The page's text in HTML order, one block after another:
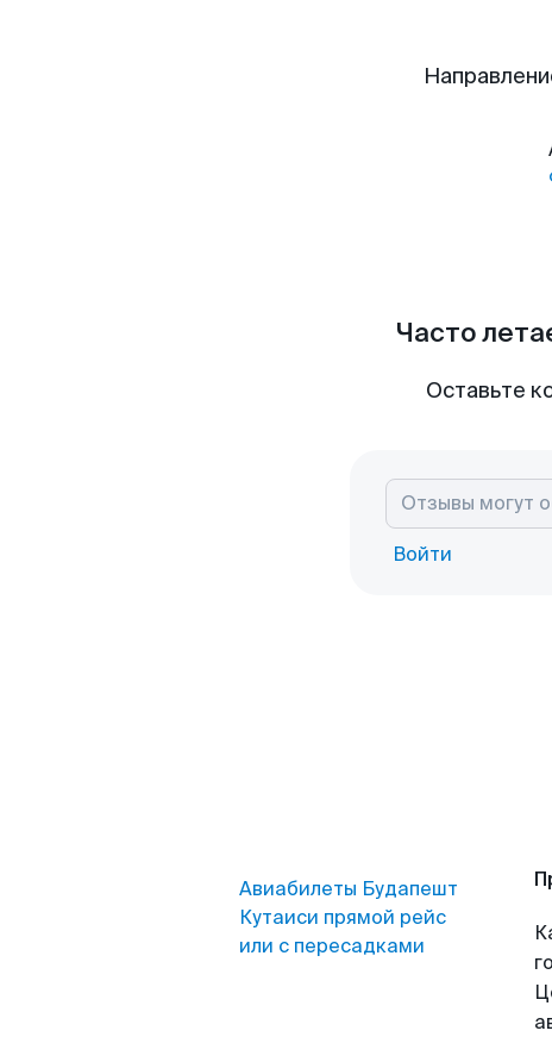
Часто
Оставьте
Войти
Авиабилеты Будапешт
Кутаиси прямой рейс
или с пересадками